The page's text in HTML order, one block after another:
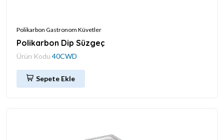
Polikarbon Gastronom Küvetler
Polikarbon Dip Süzgeç
Ürün Kodu 40CWD
Sepete Ekle